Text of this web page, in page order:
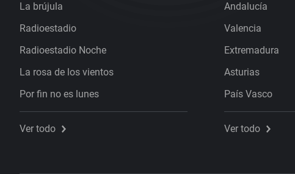
La brújula
Radioestadio
Radioestadio Noche
La rosa de los vientos
Por fin no es lunes
Ver todo
Andalucía
Valencia
Extremadura
Asturias
País Vasco
Ver todo